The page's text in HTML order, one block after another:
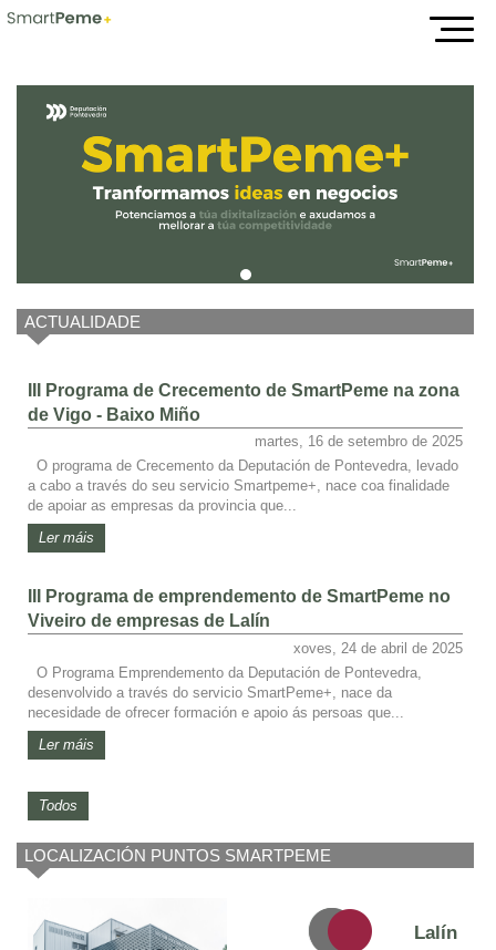
Inicio
ACTUALIDADE
III Programa de Crecemento de SmartPeme na zona
de Vigo - Baixo Miño
martes, 16 de setembro de 2025
O programa de Crecemento da Deputación de Pontevedra, levado
a cabo a través do seu servicio Smartpeme+, nace coa finalidade
de apoiar as empresas da provincia que...
Ler máis
III Programa de emprendemento de SmartPeme no
Viveiro de empresas de Lalín
xoves, 24 de abril de 2025
O Programa Emprendemento da Deputación de Pontevedra,
desenvolvido a través do servicio SmartPeme+, nace da
necesidade de ofrecer formación e apoio ás persoas que...
Ler máis
Todos
LOCALIZACIÓN PUNTOS SMARTPEME
Lalín